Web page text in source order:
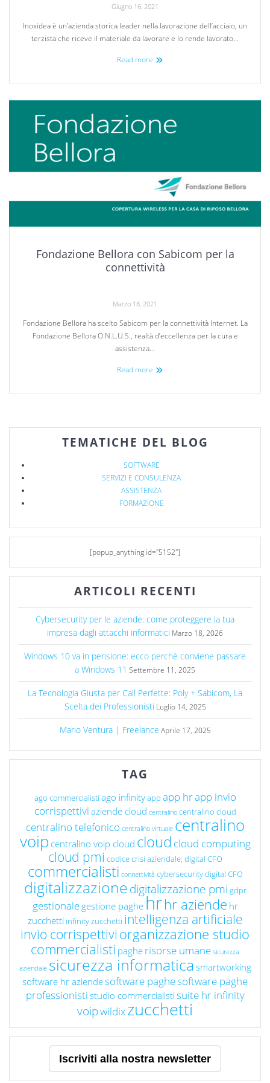
Giugno 16, 2021
Inoxidea è un’azienda storica leader nella lavorazione dell’acciaio, un
terzista che riceve il materiale da lavorare e lo rende lavorato…
Read more
Fondazione Bellora con Sabicom per la
connettività
Marzo 18, 2021
Fondazione Bellora ha scelto Sabicom per la connettività Internet. La
Fondazione Bellora O.N.L.U.S., realtà d’eccellenza per la cura e
assistenza…
Read more
TEMATICHE DEL BLOG
SOFTWARE
SERVIZI E CONSULENZA
ASSISTENZA
FORMAZIONE
[popup_anything id="5152"]
ARTICOLI RECENTI
Cybersecurity per le aziende: come proteggere la tua
impresa dagli attacchi informatici Marzo 18, 2026
Windows 10 va in pensione: ecco perchè conviene passare
a Windows 11 Settembre 11, 2025
La Tecnologia Giusta per Call Perfette: Poly + Sabicom, La
Scelta dei Professionisti Luglio 14, 2025
Mario Ventura | Freelance Aprile 17, 2025
TAG
ago commercialisti ago infinityapp app hrapp invio
corrispettivi aziende cloud centralino centralino cloud
centralino telefonico centralino virtuale centralino
voip centralino voip cloud cloud cloud computing
cloud pmi codice crisi aziendale; digital CFO
commercialisti connettività cybersecuritydigital CFO
digitalizzazionedigitalizzazione pmi gdpr
gestionale gestione paghe hrhr aziende hr
zucchetti infinity zucchetti intelligenza artificiale
invio corrispettivi organizzazione studio
commercialisti paghe risorse umane sicurezza
aziendale sicurezza informatica smartworking
software hr aziendesoftware paghesoftware paghe
professionisti studio commercialisti suite hr infinity
voipwildixzucchetti
Iscriviti alla nostra newsletter